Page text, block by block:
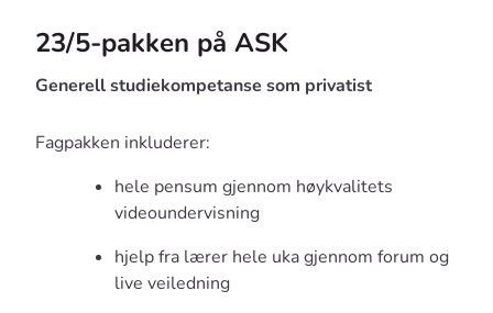
23/5-pakken på ASK
Generell studiekompetanse som privatist
Fagpakken inkluderer:
hele pensum gjennom høykvalitets
videoundervisning
hjelp fra lærer hele uka gjennom forum og
live veiledning